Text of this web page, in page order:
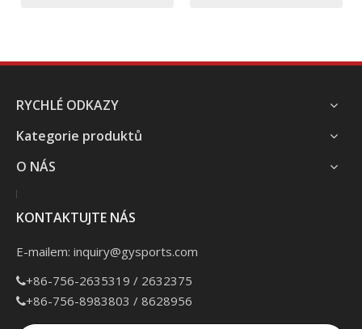
RYCHLÉ ODKAZY
Kategorie produktů
O NÁS
KONTAKTUJTE NÁS
E-mailem: inquiry@gysports.com
+86-756-2635319 / 2632375
+86-756-8983803 / 8628956